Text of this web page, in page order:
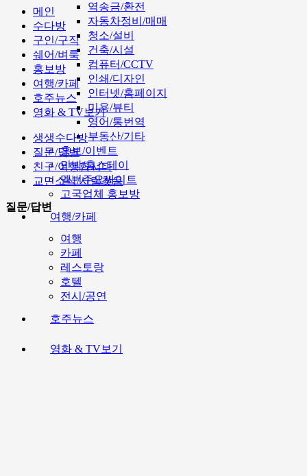
역송금/환전
자동차정비/매매
청소/설비
건축/시설
컴퓨터/CCTV
인쇄/디자인
인터넷/홈페이지
미용/뷰티
영어/통번역
부동산/기타
홍보/이벤트
민박/홈스테이
멜번주요싸이트
고국업체 홍보방
여행/카페
여행
카페
레스토랑
호텔
전시/공연
호주뉴스
영화 & TV보기
메인
수다방
구인/구직
쉐어/벼룩
홍보방
여행/카페
호주뉴스
영화 & TV보기
생생수다방
질문/답변
친구/여행합시다
교민소식/사람찾음
질문/답변